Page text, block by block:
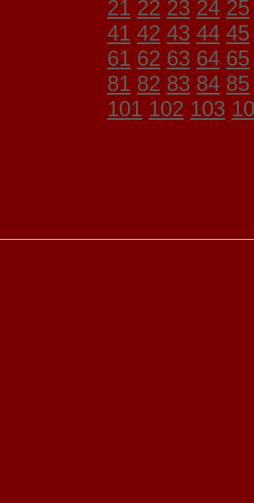
21 22 23 24 25
41 42 43 44 45
61 62 63 64 65
81 82 83 84 85
101 102 103